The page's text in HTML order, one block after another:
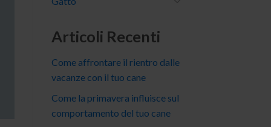
Articoli Recenti
Come affrontare il rientro dalle
vacanze con il tuo cane
Come la primavera influisce sul
comportamento del tuo cane